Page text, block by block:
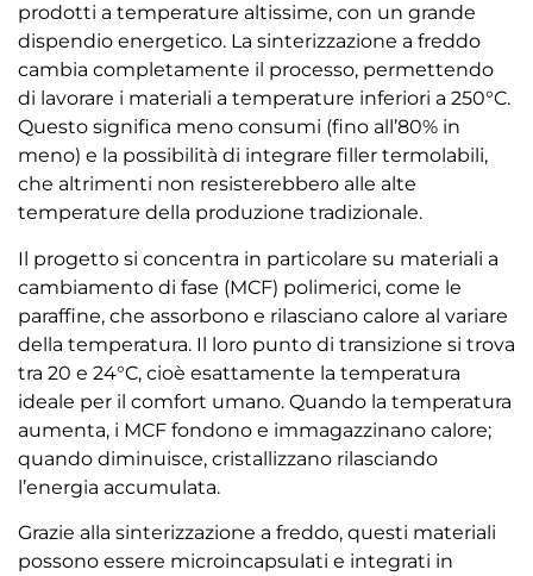
prodotti a temperature altissime, con un grande
dispendio energetico. La sinterizzazione a freddo
cambia completamente il processo, permettendo
di lavorare i materiali a temperature inferiori a 250°C.
Questo significa meno consumi (fino all’80% in
meno) e la possibilità di integrare filler termolabili,
che altrimenti non resisterebbero alle alte
temperature della produzione tradizionale.
Il progetto si concentra in particolare su materiali a
cambiamento di fase (MCF) polimerici, come le
paraffine, che assorbono e rilasciano calore al variare
della temperatura. Il loro punto di transizione si trova
tra 20 e 24°C, cioè esattamente la temperatura
ideale per il comfort umano. Quando la temperatura
aumenta, i MCF fondono e immagazzinano calore;
quando diminuisce, cristallizzano rilasciando
l’energia accumulata.
Grazie alla sinterizzazione a freddo, questi materiali
possono essere microincapsulati e integrati in